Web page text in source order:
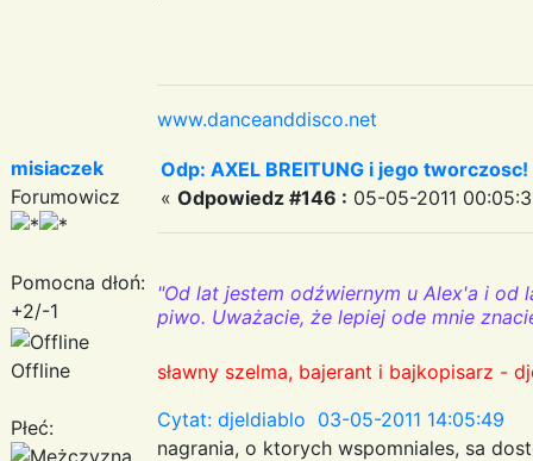
www.danceanddisco.net
misiaczek
Forumowicz
Pomocna dłoń:
+2/-1
Offline
Płeć:
Odp: AXEL BREITUNG i jego
« Odpowiedz #146 : 05-05-2011
"Od lat jestem odźwiernym u Alex'a i od
piwo. Uważacie, że lepiej ode mnie
sławny szelma, bajerant i bajkopisarz -
Cytat: djeldiablo 03-05-2011 14:05:49
nagrania, o ktorych wspomniales, sa